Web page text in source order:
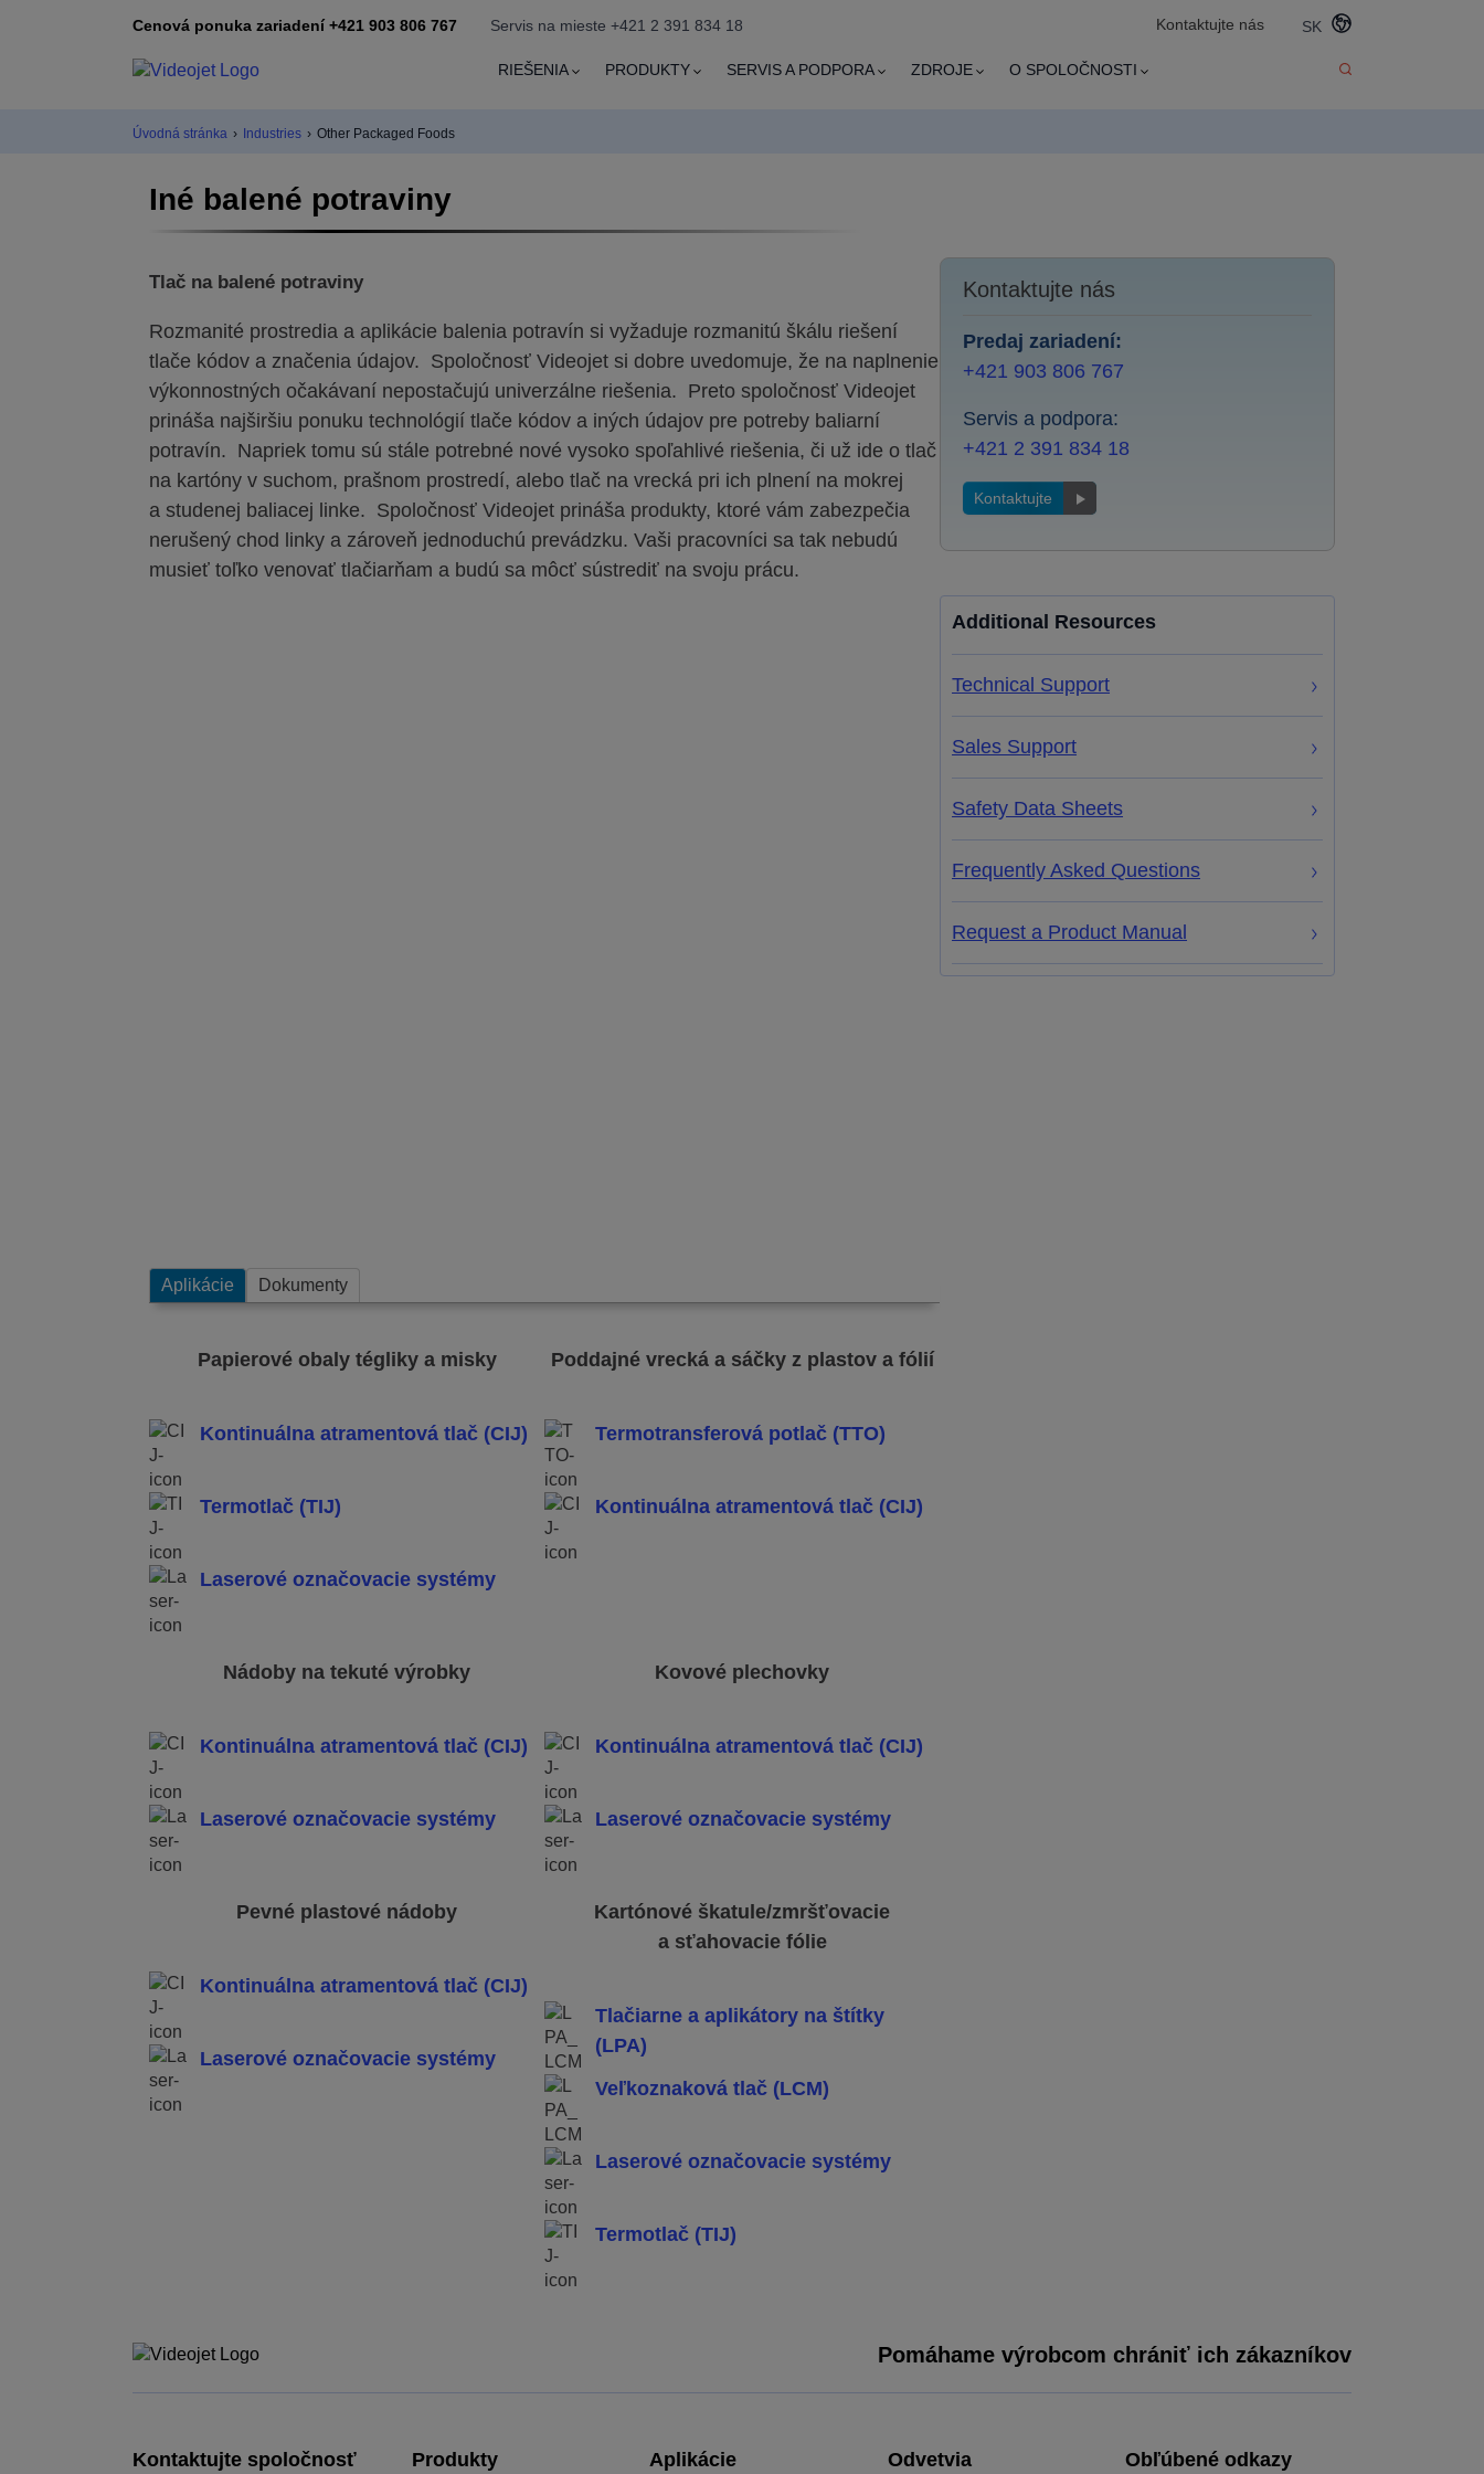
Cenová ponuka zariadení +421 903 806 767 Servis na mieste +421 2 391 834 18 Kontaktujte nás SK
RIEŠENIA PRODUKTY SERVIS A PODPORA ZDROJE O SPOLOČNOSTI
Úvodná stránka › Industries › Other Packaged Foods
Iné balené potraviny
Tlač na balené potraviny
Rozmanité prostredia a aplikácie balenia potravín si vyžaduje rozmanitú škálu riešení
tlače kódov a značenia údajov. Spoločnosť Videojet si dobre uvedomuje, že na naplnenie
výkonnostných očakávaní nepostačujú univerzálne riešenia. Preto spoločnosť Videojet
prináša najširšiu ponuku technológií tlače kódov a iných údajov pre potreby baliarní
potravín. Napriek tomu sú stále potrebné nové vysoko spoľahlivé riešenia, či už ide o tlač
na kartóny v suchom, prašnom prostredí, alebo tlač na vrecká pri ich plnení na mokrej
a studenej baliacej linke. Spoločnosť Videojet prináša produkty, ktoré vám zabezpečia
nerušený chod linky a zároveň jednoduchú prevádzku. Vaši pracovníci sa tak nebudú
musieť toľko venovať tlačiarňam a budú sa môcť sústrediť na svoju prácu.
Aplikácie Dokumenty
Papierové obaly tégliky a misky
Kontinuálna atramentová tlač (CIJ)
Termotlač (TIJ)
Laserové označovacie systémy
Poddajné vrecká a sáčky z plastov a fólií
Termotransferová potlač (TTO)
Kontinuálna atramentová tlač (CIJ)
Nádoby na tekuté výrobky
Kontinuálna atramentová tlač (CIJ)
Laserové označovacie systémy
Kovové plechovky
Kontinuálna atramentová tlač (CIJ)
Laserové označovacie systémy
Pevné plastové nádoby
Kontinuálna atramentová tlač (CIJ)
Laserové označovacie systémy
Kartónové škatule/zmršťovacie
a sťahovacie fólie
Tlačiarne a aplikátory na štítky
(LPA)
Veľkoznaková tlač (LCM)
Laserové označovacie systémy
Termotlač (TIJ)
Kontaktujte nás
Predaj zariadení:
+421 903 806 767
Servis a podpora:
+421 2 391 834 18
Kontaktujte
Additional Resources
Technical Support
Sales Support
Safety Data Sheets
Frequently Asked Questions
Request a Product Manual
Pomáhame výrobcom chrániť ich zákazníkov
Kontaktujte spoločnosť Produkty Aplikácie Odvetvia Obľúbené odkazy